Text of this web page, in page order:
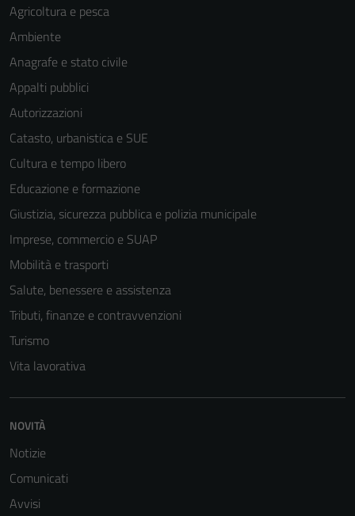
Agricoltura e pesca
Ambiente
Anagrafe e stato civile
Appalti pubblici
Autorizzazioni
Catasto, urbanistica e SUE
Cultura e tempo libero
Educazione e formazione
Giustizia, sicurezza pubblica e polizia municipale
Imprese, commercio e SUAP
Mobilità e trasporti
Salute, benessere e assistenza
Tributi, finanze e contravvenzioni
Turismo
Vita lavorativa
NOVITÀ
Notizie
Comunicati
Avvisi
essere